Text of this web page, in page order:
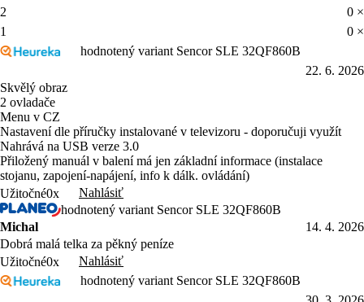
1
0 ×
2 ovladače
Menu v CZ
Nastavení dle příručky instalované v televizoru - doporučuji využít
Nahrává na USB verze 3.0
Přiložený manuál v balení má jen základní informace (instalace
stojanu, zapojení-napájení, info k dálk. ovládání)
Užitočné0x
Nahlásiť
hodnotený variant Sencor SLE 32QF860B
Michal
Dobrá malá telka za pěkný peníze
Užitočné0x
Nahlásiť
hodnotený variant Sencor SLE 32QF860B